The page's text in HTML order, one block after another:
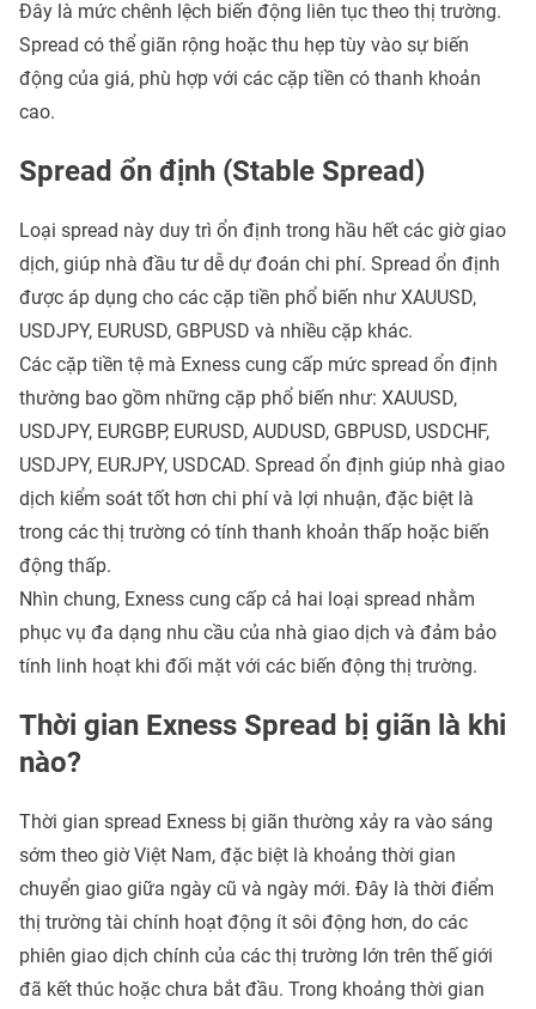
Đây là mức chênh lệch biến động liên tục theo thị trường.
Spread có thể giãn rộng hoặc thu hẹp tùy vào sự biến
động của giá, phù hợp với các cặp tiền có thanh khoản
cao.
Spread ổn định (Stable Spread)
Loại spread này duy trì ổn định trong hầu hết các giờ giao
dịch, giúp nhà đầu tư dễ dự đoán chi phí. Spread ổn định
được áp dụng cho các cặp tiền phổ biến như XAUUSD,
USDJPY, EURUSD, GBPUSD và nhiều cặp khác.
Các cặp tiền tệ mà Exness cung cấp mức spread ổn định
thường bao gồm những cặp phổ biến như: XAUUSD,
USDJPY, EURGBP, EURUSD, AUDUSD, GBPUSD, USDCHF,
USDJPY, EURJPY, USDCAD. Spread ổn định giúp nhà giao
dịch kiểm soát tốt hơn chi phí và lợi nhuận, đặc biệt là
trong các thị trường có tính thanh khoản thấp hoặc biến
động thấp.
Nhìn chung, Exness cung cấp cả hai loại spread nhằm
phục vụ đa dạng nhu cầu của nhà giao dịch và đảm bảo
tính linh hoạt khi đối mặt với các biến động thị trường.
Thời gian Exness Spread bị giãn là khi
nào?
Thời gian spread Exness bị giãn thường xảy ra vào sáng
sớm theo giờ Việt Nam, đặc biệt là khoảng thời gian
chuyển giao giữa ngày cũ và ngày mới. Đây là thời điểm
thị trường tài chính hoạt động ít sôi động hơn, do các
phiên giao dịch chính của các thị trường lớn trên thế giới
đã kết thúc hoặc chưa bắt đầu. Trong khoảng thời gian